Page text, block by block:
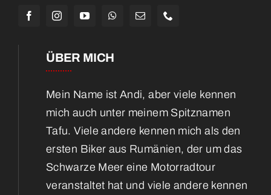
ÜBER MICH
Mein Name ist Andi, aber viele kennen
mich auch unter meinem Spitznamen
Tafu. Viele andere kennen mich als den
ersten Biker aus Rumänien, der um das
Schwarze Meer eine Motorradtour
veranstaltet hat und viele andere kennen